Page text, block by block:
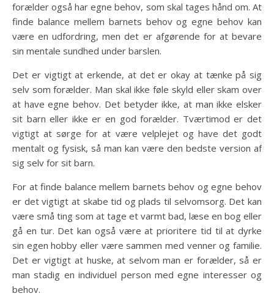
forælder også har egne behov, som skal tages hånd om. At
finde balance mellem barnets behov og egne behov kan
være en udfordring, men det er afgørende for at bevare
sin mentale sundhed under barslen.
Det er vigtigt at erkende, at det er okay at tænke på sig
selv som forælder. Man skal ikke føle skyld eller skam over
at have egne behov. Det betyder ikke, at man ikke elsker
sit barn eller ikke er en god forælder. Tværtimod er det
vigtigt at sørge for at være velplejet og have det godt
mentalt og fysisk, så man kan være den bedste version af
sig selv for sit barn.
For at finde balance mellem barnets behov og egne behov
er det vigtigt at skabe tid og plads til selvomsorg. Det kan
være små ting som at tage et varmt bad, læse en bog eller
gå en tur. Det kan også være at prioritere tid til at dyrke
sin egen hobby eller være sammen med venner og familie.
Det er vigtigt at huske, at selvom man er forælder, så er
man stadig en individuel person med egne interesser og
behov.